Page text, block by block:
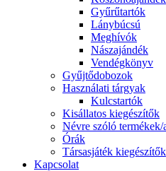
Gyűrűtartók
Lánybúcsú
Meghívók
Nászajándék
Vendégkönyv
Gyűjtődobozok
Használati tárgyak
Kulcstartók
Kisállatos kiegészítők
Névre szóló termékek/
Órák
Társasjáték kiegészítők
Kapcsolat